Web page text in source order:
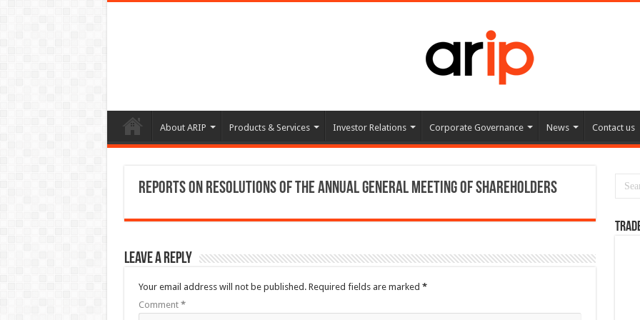
About ARIP Products & Services Investor Relations Corporate Governance News Contact us
Reports on Resolutions of the Annual General Meeting of Shareholders
Leave a Reply
Your email address will not be published. Required fields are marked *
Comment *